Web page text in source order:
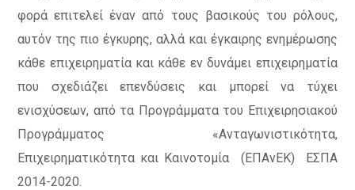
φορά επιτελεί έναν από τους βασικούς του ρόλους,
αυτόν της πιο έγκυρης, αλλά και έγκαιρης ενημέρωσης
κάθε επιχειρηματία και κάθε εν δυνάμει επιχειρηματία
που σχεδιάζει επενδύσεις και μπορεί να τύχει
ενισχύσεων, από τα Προγράμματα του Επιχειρησιακού
Προγράμματος «Ανταγωνιστικότητα,
Επιχειρηματικότητα και Καινοτομία (ΕΠΑνΕΚ) ΕΣΠΑ
2014-2020.